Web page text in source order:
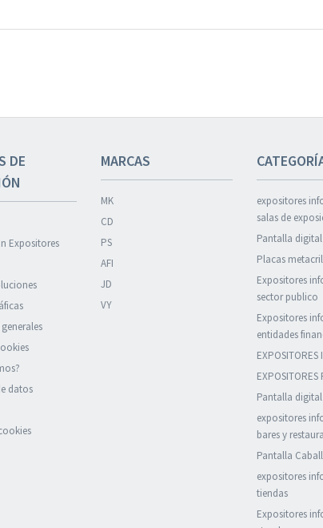
DE
Expositores
datos
MARCAS
MK
CD
PS
AFI
JD
VY
expositores
salas de
Pantalla
Placas
Expositores
sector publico
Expositores
entidades
EXPOSITORES
EXPOSITORES
Pantalla
expositores
bares y
Pantalla
expositores
tiendas
Expositores